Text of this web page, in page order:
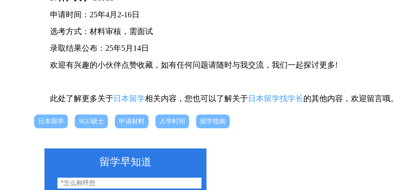
申请时间：25年4月2-16日
选考方式：材料审核，需面试
录取结果公布：25年5月14日
欢迎有兴趣的小伙伴点赞收藏，如有任何问题请随时与我交流，我们一起探讨更多!
此处了解更多关于日本留学相关内容，您也可以了解关于日本留学找学长的其他内容，欢迎留言哦。
日本留学 SGU硕士 申请材料 入学时间 留学指南
留学早知道